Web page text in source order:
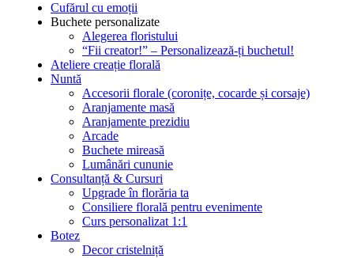
Cufărul cu emoții
Buchete personalizate
Alegerea floristului
“Fii creator!” – Personalizează-ți buchetul!
Ateliere creație florală
Nuntă
Accesorii florale (coronițe, cocarde și corsaje)
Aranjamente masă
Aranjamente prezidiu
Arcade
Buchete mireasă
Lumânări cununie
Consultanță & Cursuri
Upgrade în florăria ta
Consiliere florală pentru evenimente
Curs personalizat 1:1
Botez
Decor cristelniță